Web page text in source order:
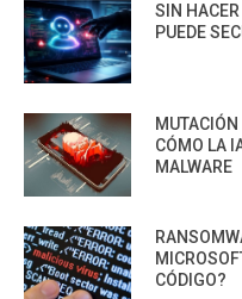
SIN
PUEDE
CÓMO LA
MALWARE
CÓDIGO?